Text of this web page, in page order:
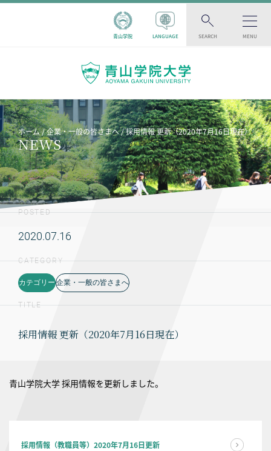
青山学院 LANGUAGE SEARCH MENU
ホーム 企業・一般の皆さまへ 採用情報 更新（2020年7月16日現在）
NEWS
POSTED
2020.07.16
CATEGORY
カテゴリー 企業・一般の皆さまへ
TITLE
採用情報 更新（2020年7月16日現在）
青山学院大学 採用情報を更新しました。
採用情報（教職員等）2020年7月16日更新